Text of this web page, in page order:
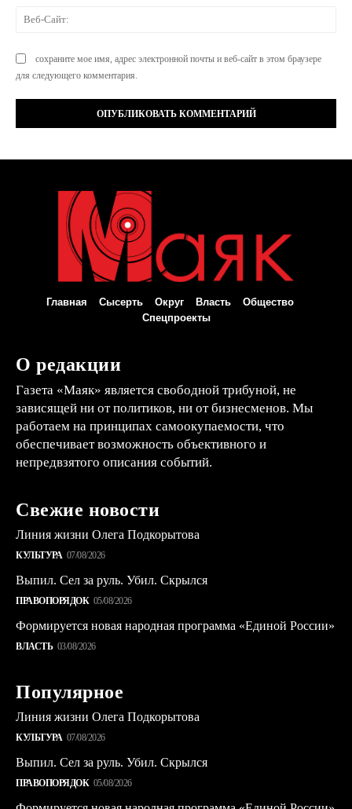
сохраните мое имя, адрес электронной почты и веб-сайт в этом браузере
для следующего комментария.
Главная Сысерть Округ Власть
Общество
Спецпроекты
О редакции
Газета «Маяк» является свободной трибуной, не
зависящей ни от политиков, ни от бизнесменов. Мы
работаем на принципах самоокупаемости, что
обеспечивает возможность объективного и
непредвзятого описания событий.
Свежие новости
Линия жизни Олега Подкорытова
КУЛЬТУРА 07/08/2026
Выпил. Сел за руль. Убил. Скрылся
ПРАВОПОРЯДОК 05/08/2026
Формируется новая народная программа «Единой России»
ВЛАСТЬ 03/08/2026
Популярное
Линия жизни Олега Подкорытова
КУЛЬТУРА 07/08/2026
Выпил. Сел за руль. Убил. Скрылся
ПРАВОПОРЯДОК 05/08/2026